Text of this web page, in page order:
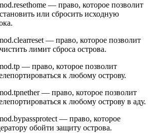
— право, которое позволит
или сбросить исходную
— право, которое позволит
лимит сброса острова.
— право, которое позволит
к любому острову.
— право, которое позволит
к любому острову в аду.
— право, которое
обойти защиту острова.